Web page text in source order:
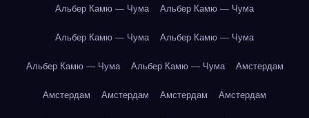
Альбер Камю — Чума Альбер Камю — Чума
Альбер Камю — Чума Альбер Камю — Чума
Альбер Камю — Чума Альбер Камю — Чума Амстердам
Амстердам Амстердам Амстердам Амстердам